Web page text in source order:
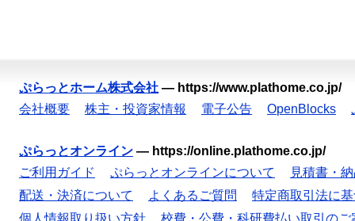
ぷらっとホーム株式会社 — https://www.plathome.co.jp/
会社概要
株主・投資家情報 電子公告 OpenBlocks
ぷらっとオンライン — https://online.plathome.co.jp/
ご利用ガイド
ぷらっとオンラインについて
見積書・
配送・決済について
よくあるご質問
特定商取引法に
個人情報取り扱い方針
校費・公費・科研費払い取引のご